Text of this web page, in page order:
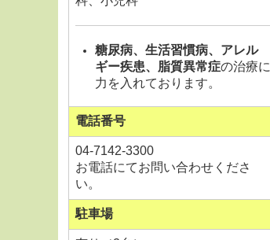
糖尿病、生活習慣病、アレル
ギー疾患、脂質異常症の治療に
力を入れております。
電話番号
04-7142-3300
お電話にてお問い合わせくださ
い。
駐車場